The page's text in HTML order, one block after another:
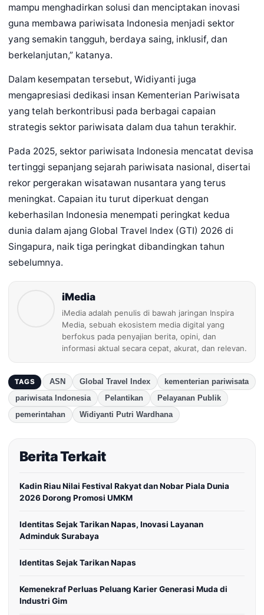
mampu menghadirkan solusi dan menciptakan inovasi
guna membawa pariwisata Indonesia menjadi sektor
yang semakin tangguh, berdaya saing, inklusif, dan
berkelanjutan,” katanya.
Dalam kesempatan tersebut, Widiyanti juga
mengapresiasi dedikasi insan Kementerian Pariwisata
yang telah berkontribusi pada berbagai capaian
strategis sektor pariwisata dalam dua tahun terakhir.
Pada 2025, sektor pariwisata Indonesia mencatat devisa
tertinggi sepanjang sejarah pariwisata nasional, disertai
rekor pergerakan wisatawan nusantara yang terus
meningkat. Capaian itu turut diperkuat dengan
keberhasilan Indonesia menempati peringkat kedua
dunia dalam ajang Global Travel Index (GTI) 2026 di
Singapura, naik tiga peringkat dibandingkan tahun
sebelumnya.
iMedia
iMedia adalah penulis di bawah jaringan Inspira
Media, sebuah ekosistem media digital yang
berfokus pada penyajian berita, opini, dan
informasi aktual secara cepat, akurat, dan relevan.
TAGS ASN Global Travel Index
kementerian pariwisata
pariwisata Indonesia
Pelantikan
Pelayanan Publik
pemerintahan
Widiyanti Putri Wardhana
Berita Terkait
Kadin Riau Nilai Festival Rakyat dan Nobar Piala Dunia
2026 Dorong Promosi UMKM
Identitas Sejak Tarikan Napas, Inovasi Layanan
Adminduk Surabaya
Identitas Sejak Tarikan Napas
Kemenekraf Perluas Peluang Karier Generasi Muda di
Industri Gim